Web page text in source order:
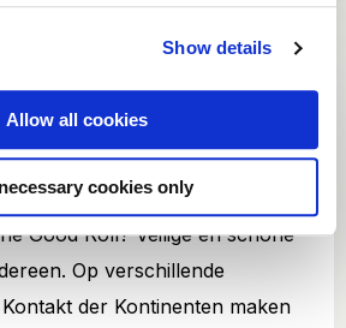
Show details
Allow all cookies
cookies only
Roll
world less shitty
Good Roll? Veilige én schone
Op verschillende
der Kontinenten maken